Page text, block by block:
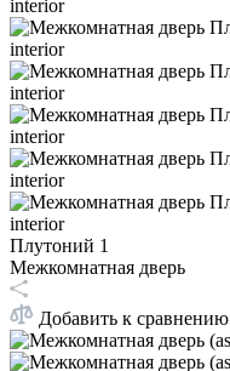
Плутоний 1
Межкомнатная дверь
Добавить к сравнению